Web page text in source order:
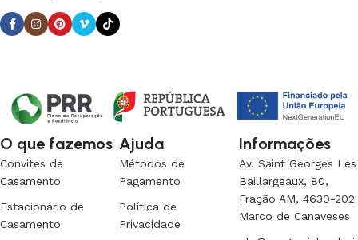
O que fazemos
Convites de
Casamento
Estacionário de
Casamento
Ajuda
Métodos de
Pagamento
Política de
Privacidade
Informações
Av. Saint Georges Les
Baillargeaux, 80,
Fração AM, 4630-202
Marco de Canaveses